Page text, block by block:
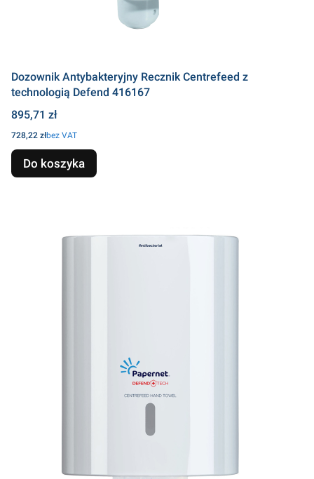
Dozownik Antybakteryjny Recznik Centrefeed z
technologią Defend 416167
Cena
895,71 zł
Cena
728,22 złbez VAT
Do koszyka